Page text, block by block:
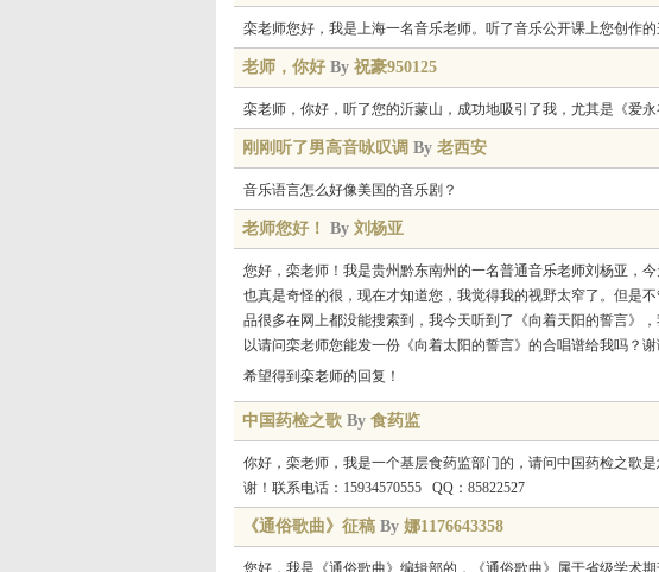
栾老师您好，我是上海一名音乐老师。听了音乐公开课上您创作
老师，你好 By 祝豪950125
栾老师，你好，听了您的沂蒙山，成功地吸引了我，尤其是《爱
刚刚听了男高音咏叹调 By 老西安
音乐语言怎么好像美国的音乐剧？
老师您好！ By 刘杨亚
您好，栾老师！我是贵州黔东南州的一名普通音乐老师刘杨亚，
也真是奇怪的很，现在才知道您，我觉得我的视野太窄了。但是
品很多在网上都没能搜索到，我今天听到了《向着天阳的誓言》
以请问栾老师您能发一份《向着太阳的誓言》的合唱谱给我吗？谢
希望得到栾老师的回复！
中国药检之歌 By 食药监
你好，栾老师，我是一个基层食药监部门的，请问中国药检之歌
谢！联系电话：15934570555 QQ：85822527
《通俗歌曲》征稿 By 娜1176643358
您好，我是《通俗歌曲》编辑部的，《通俗歌曲》属于省级学术